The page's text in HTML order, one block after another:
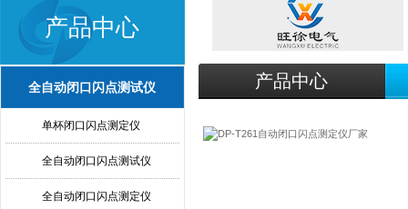
产品中心
全自动闭口闪点测试仪
单杯闭口闪点测定仪
全自动闭口闪点测试仪
全自动闭口闪点测定仪
产品中心